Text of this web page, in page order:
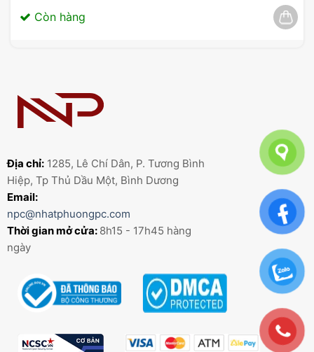
Còn hàng
Địa chỉ: 1285, Lê Chí Dân, P. Tương Bình
Hiệp, Tp Thủ Dầu Một, Bình Dương
Email:
npc@nhatphuongpc.com
Thời gian mở cửa: 8h15 - 17h45 hàng
ngày